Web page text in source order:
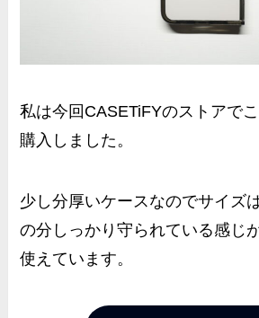
私は今回CASETiFYのストアで
購入しました。
少し分厚いケースなのでサイズ
の分しっかり守られている感じ
使えています。